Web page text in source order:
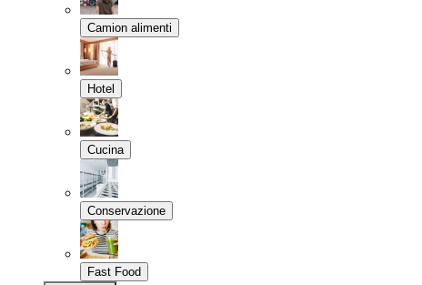
Camion alimenti
Hotel
Cucina
Conservazione
Fast Food